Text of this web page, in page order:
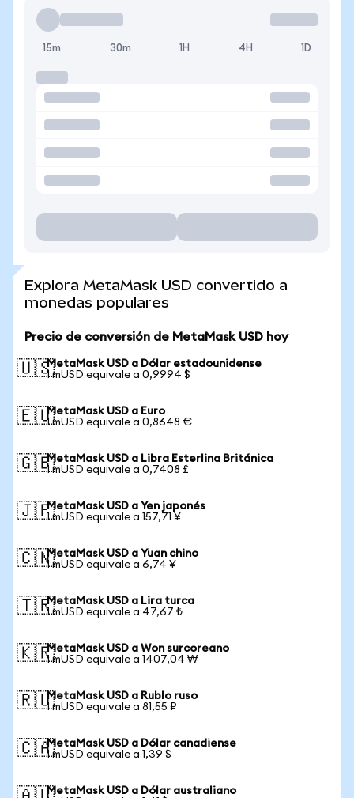
15m 30m 1H 4H 1D
Explora MetaMask USD convertido a
monedas populares
Precio de conversión de MetaMask USD hoy
🇺🇸MetaMask USD a Dólar estadounidense
1 mUSD equivale a 0,9994 $
🇪🇺MetaMask USD a Euro
1 mUSD equivale a 0,8648 €
🇬🇧MetaMask USD a Libra Esterlina Británica
1 mUSD equivale a 0,7408 £
🇯🇵MetaMask USD a Yen japonés
1 mUSD equivale a 157,71 ¥
🇨🇳MetaMask USD a Yuan chino
1 mUSD equivale a 6,74 ¥
🇹🇷MetaMask USD a Lira turca
1 mUSD equivale a 47,67 ₺
🇰🇷MetaMask USD a Won surcoreano
1 mUSD equivale a 1407,04 ₩
🇷🇺MetaMask USD a Rublo ruso
1 mUSD equivale a 81,55 ₽
🇨🇦MetaMask USD a Dólar canadiense
1 mUSD equivale a 1,39 $
MetaMask USD a Dólar australiano